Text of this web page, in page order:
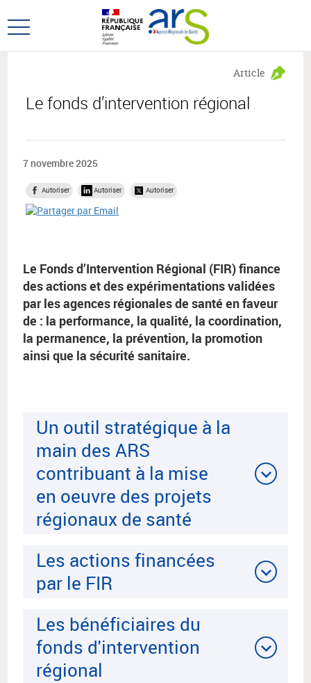
au
menu
au
contenu
Ouvrir
Le fonds d’intervention régional
Article
7 novembre 2025
Autoriser Autoriser Autoriser
Le Fonds d’Intervention Régional (FIR) finance
des actions et des expérimentations validées
par les agences régionales de santé en faveur
de : la performance, la qualité, la coordination,
la permanence, la prévention, la promotion
ainsi que la sécurité sanitaire.
Un outil stratégique à la
main des ARS
contribuant à la mise
en oeuvre des projets
régionaux de santé
Les actions financées
par le FIR
Les bénéficiaires du
fonds d'intervention
régional